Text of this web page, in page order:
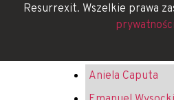
Resurrexit. Wszelkie prawa
prywatności
Aniela Caputa